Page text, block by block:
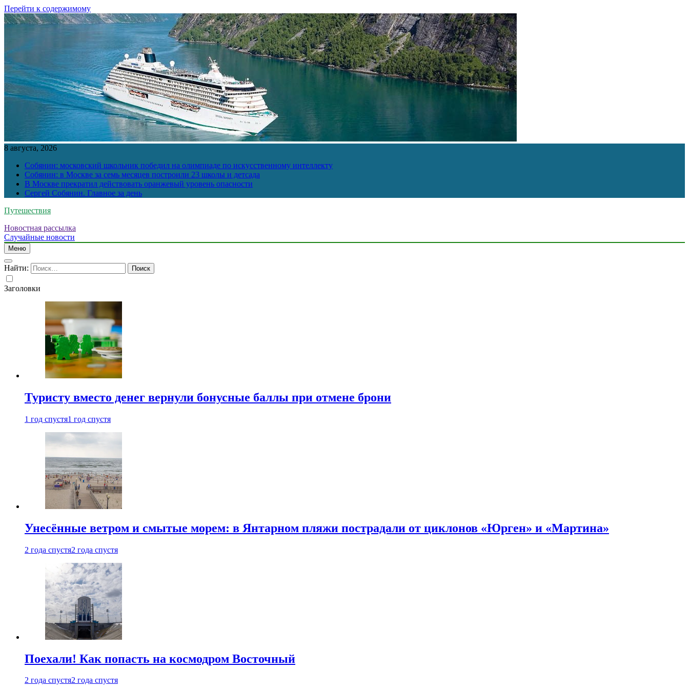
Перейти к содержимому
8 августа, 2026
Собянин: московский школьник победил на олимпиаде по искусственному интеллекту
Собянин: в Москве за семь месяцев построили 23 школы и детсада
В Москве прекратил действовать оранжевый уровень опасности
Сергей Собянин. Главное за день
Путешествия
Новостная рассылка
Случайные новости
Меню
Найти:
Заголовки
Туристу вместо денег вернули бонусные баллы при отмене брони
1 год спустя1 год спустя
Унесённые ветром и смытые морем: в Янтарном пляжи пострадали от циклонов «Юрген» и «Мартина»
2 года спустя2 года спустя
Поехали! Как попасть на космодром Восточный
2 года спустя2 года спустя